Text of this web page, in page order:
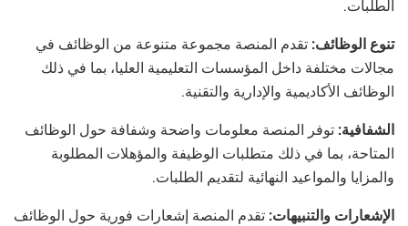
الطلبات.
تنوع الوظائف: تقدم المنصة مجموعة متنوعة من الوظائف في
مجالات مختلفة داخل المؤسسات التعليمية العليا، بما في ذلك
الوظائف الأكاديمية والإدارية والتقنية.
الشفافية: توفر المنصة معلومات واضحة وشفافة حول الوظائف
المتاحة، بما في ذلك متطلبات الوظيفة والمؤهلات المطلوبة
والمزايا والمواعيد النهائية لتقديم الطلبات.
الإشعارات والتنبيهات: تقدم المنصة إشعارات فورية حول الوظائف